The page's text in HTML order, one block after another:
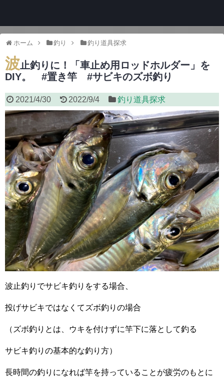
ホーム 釣り 釣り道具探求
波止釣りに！「車止め用ロッドホルダー」を
DIY。 #置き竿 #サビキのズボ釣り
2021/4/30 2022/9/4 釣り道具探求
波止釣りでサビキ釣りをする場合、
投げサビキではなくてズボ釣りの場合
（ズボ釣りとは、ウキを付けずに竿下に落として釣る
サビキ釣りの基本的な釣り方）
長時間の釣りになれば竿を持っていることが疲労のもとに